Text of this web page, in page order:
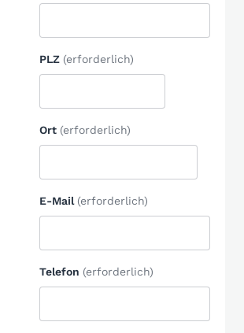
PLZ (erforderlich)
Ort (erforderlich)
E-Mail (erforderlich)
Telefon (erforderlich)